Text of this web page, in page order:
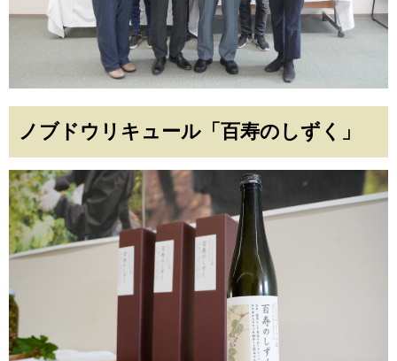
ノブドウリキュール「百寿のしずく」